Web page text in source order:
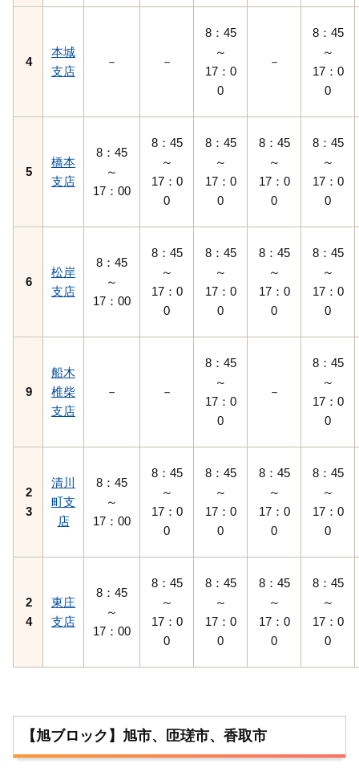
4
本城
支店
－ －
8：45
～
17：0
0
－
8：45
～
17：0
0
5
橋本
支店
8：45
～
17：00
8：45
～
17：0
0
8：45
～
17：0
0
8：45
～
17：0
0
8：45
～
17：0
0
6
松岸
支店
8：45
～
17：00
8：45
～
17：0
0
8：45
～
17：0
0
8：45
～
17：0
0
8：45
～
17：0
0
9
船木
椎柴
支店
－ －
8：45
～
17：0
0
－
8：45
～
17：0
0
2
3
清川
町支
店
8：45
～
17：00
8：45
～
17：0
0
8：45
～
17：0
0
8：45
～
17：0
0
8：45
～
17：0
0
2
4
東庄
支店
8：45
～
17：00
8：45
～
17：0
0
8：45
～
17：0
0
8：45
～
17：0
0
8：45
～
17：0
0
【旭ブロック】旭市、匝瑳市、香取市